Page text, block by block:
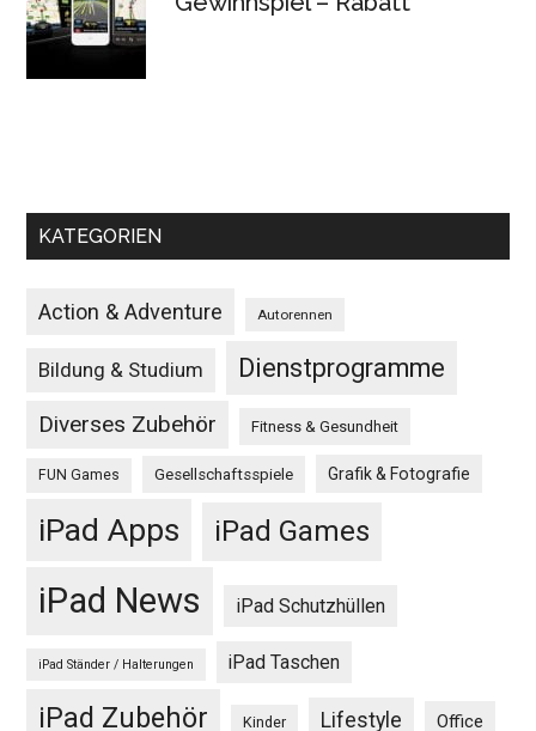
KATEGORIEN
Action & Adventure Autorennen
Bildung & Studium Dienstprogramme
Diverses Zubehör Fitness & Gesundheit
FUN Games Gesellschaftsspiele Grafik & Fotografie
iPad Apps iPad Games
iPad News iPad Schutzhüllen
iPad Ständer / Halterungen iPad Taschen
iPad Zubehör Kinder Lifestyle Office